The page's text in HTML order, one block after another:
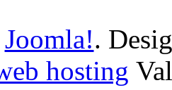
Joomla!.
hosting